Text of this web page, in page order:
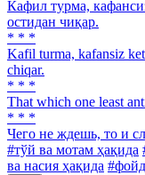
Кафил турма,
оcтидан чиқар.
* * *
Kafil turma, kafansiz
chiqar.
* * *
That which one least
* * *
Чего не ждешь, то и
#тўй ва мотам ҳақида
ва насия ҳақида